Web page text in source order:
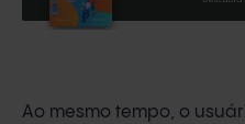
Ao mesmo tempo, o